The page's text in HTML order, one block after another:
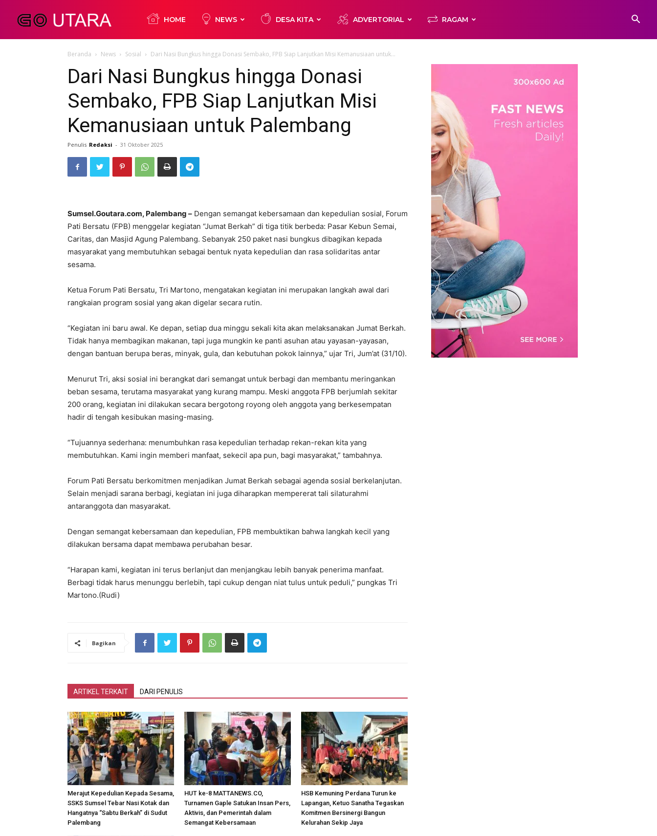
Utara
HOME NEWS DESA KITA ADVERTORIAL RAGAM
Beranda News Sosial Dari Nasi Bungkus hingga Donasi Sembako, FPB Siap Lanjutkan Misi Kemanusiaan untuk...
Dari Nasi Bungkus hingga Donasi
Sembako, FPB Siap Lanjutkan Misi
Kemanusiaan untuk Palembang
Penulis Redaksi - 31 Oktober 2025
Sumsel.Goutara.com, Palembang – Dengan semangat kebersamaan dan kepedulian sosial, Forum
Pati Bersatu (FPB) menggelar kegiatan “Jumat Berkah” di tiga titik berbeda: Pasar Kebun Semai,
Caritas, dan Masjid Agung Palembang. Sebanyak 250 paket nasi bungkus dibagikan kepada
masyarakat yang membutuhkan sebagai bentuk nyata kepedulian dan rasa solidaritas antar
sesama.
Ketua Forum Pati Bersatu, Tri Martono, mengatakan kegiatan ini merupakan langkah awal dari
rangkaian program sosial yang akan digelar secara rutin.
“Kegiatan ini baru awal. Ke depan, setiap dua minggu sekali kita akan melaksanakan Jumat Berkah.
Tidak hanya membagikan makanan, tapi juga mungkin ke panti asuhan atau yayasan-yayasan,
dengan bantuan berupa beras, minyak, gula, dan kebutuhan pokok lainnya,” ujar Tri, Jum’at (31/10).
Menurut Tri, aksi sosial ini berangkat dari semangat untuk berbagi dan membantu meringankan
beban sesama, terutama masyarakat yang kurang mampu. Meski anggota FPB berjumlah sekitar
200 orang, kegiatan ini dilakukan secara bergotong royong oleh anggota yang berkesempatan
hadir di tengah kesibukan masing-masing.
“Tujuannya sederhana: menumbuhkan rasa kepedulian terhadap rekan-rekan kita yang
membutuhkan. Kami ingin memberi manfaat, sekecil apa pun, bagi masyarakat,” tambahnya.
Forum Pati Bersatu berkomitmen menjadikan Jumat Berkah sebagai agenda sosial berkelanjutan.
Selain menjadi sarana berbagi, kegiatan ini juga diharapkan mempererat tali silaturahmi
antaranggota dan masyarakat.
Dengan semangat kebersamaan dan kepedulian, FPB membuktikan bahwa langkah kecil yang
dilakukan bersama dapat membawa perubahan besar.
“Harapan kami, kegiatan ini terus berlanjut dan menjangkau lebih banyak penerima manfaat.
Berbagi tidak harus menunggu berlebih, tapi cukup dengan niat tulus untuk peduli,” pungkas Tri
Martono.(Rudi)
Bagikan
ARTIKEL TERKAIT DARI PENULIS
Merajut Kepedulian Kepada Sesama,
SSKS Sumsel Tebar Nasi Kotak dan
Hangatnya “Sabtu Berkah” di Sudut
Palembang
HUT ke-8 MATTANEWS.CO,
Turnamen Gaple Satukan Insan Pers,
Aktivis, dan Pemerintah dalam
Semangat Kebersamaan
HSB Kemuning Perdana Turun ke
Lapangan, Ketuo Sanatha Tegaskan
Komitmen Bersinergi Bangun
Kelurahan Sekip Jaya